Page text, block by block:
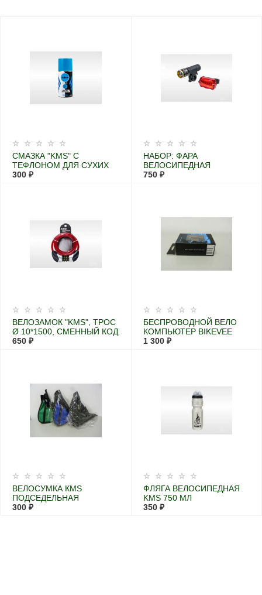
СМАЗКА "KMS" С
ТЕФЛОНОМ ДЛЯ СУХИХ
ПОГОДНЫХ УСЛОВИЙ,
300 ₽
НАБОР: ФАРА
ВЕЛОСИПЕДНАЯ
ПЕРЕДНЯЯ С
750 ₽
ВЕЛОЗАМОК "KMS", ТРОС
Ø 10*1500, СМЕННЫЙ КОД
С ПОДСВЕТКОЙ
650 ₽
БЕСПРОВОДНОЙ ВЕЛО
КОМПЬЮТЕР BIKEVEE
1 300 ₽
ВЕЛОСУМКА КМS
ПОДСЕДЕЛЬНАЯ
300 ₽
ФЛЯГА ВЕЛОСИПЕДНАЯ
KMS 750 МЛ
350 ₽